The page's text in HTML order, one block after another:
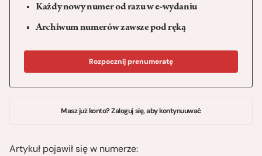
Każdy nowy numer od razu w e-wydaniu
Archiwum numerów zawsze pod ręką
Rozpocznij prenumeratę
Masz już konto? Zaloguj się, aby kontynuuwać
Artykuł pojawił się w numerze: